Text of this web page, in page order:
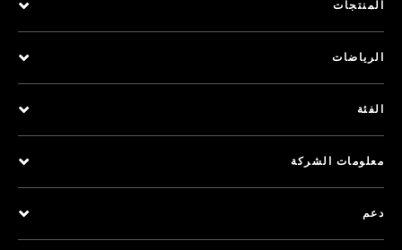
المنتجات
الرياضات
الفئة
معلومات الشركة
دعم